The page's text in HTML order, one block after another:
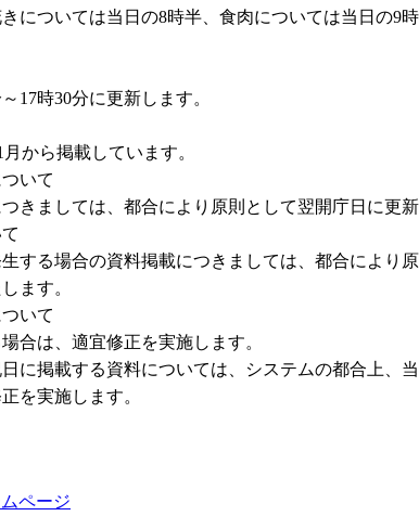
ては当日の8時半、食肉については当日の9時
30分に更新します。
ら掲載しています。
いて
しては、都合により原則として翌開庁日に更新
場合の資料掲載につきましては、都合により原
す。
いて
、適宜修正を実施します。
する資料については、システムの都合上、当
実施します。
ページ